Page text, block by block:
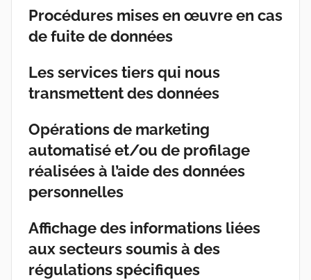
Procédures mises en œuvre en cas
de fuite de données
Les services tiers qui nous
transmettent des données
Opérations de marketing
automatisé et/ou de profilage
réalisées à l’aide des données
personnelles
Affichage des informations liées
aux secteurs soumis à des
régulations spécifiques